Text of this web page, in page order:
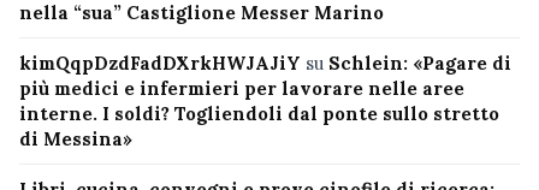
nella “sua” Castiglione Messer Marino
kimQqpDzdFadDXrkHWJAJiY su Schlein: «Pagare di
più medici e infermieri per lavorare nelle aree
interne. I soldi? Togliendoli dal ponte sullo stretto
di Messina»